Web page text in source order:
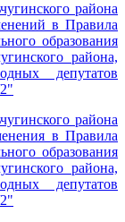
района
в Правила
образования
района,
депутатов
района
в Правила
образования
района,
депутатов